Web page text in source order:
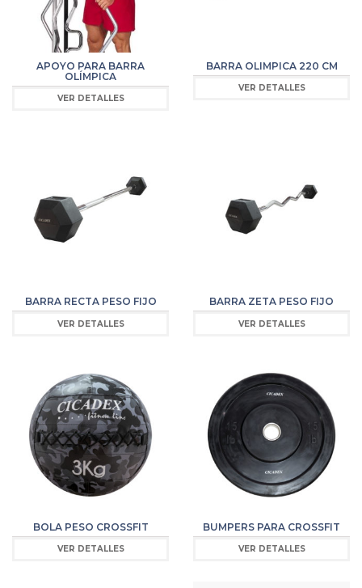
APOYO PARA BARRA
OLÍMPICA
VER DETALLES
BARRA OLIMPICA 220 CM
VER DETALLES
BARRA RECTA PESO FIJO
VER DETALLES
BARRA ZETA PESO FIJO
VER DETALLES
BOLA PESO CROSSFIT
VER DETALLES
BUMPERS PARA CROSSFIT
VER DETALLES